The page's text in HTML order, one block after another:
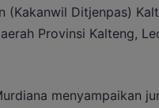
(Kakanwil Ditjenpas)
Provinsi Kalteng,
menyampaikan